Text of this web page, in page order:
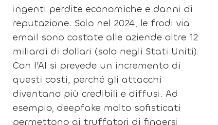
ingenti perdite economiche e danni di
reputazione. Solo nel 2024, le frodi via
email sono costate alle aziende oltre 12
miliardi di dollari (solo negli Stati Uniti).
Con l’AI si prevede un incremento di
questi costi, perché gli attacchi
diventano più credibili e diffusi. Ad
esempio, deepfake molto sofisticati
permettono ai truffatori di fingersi